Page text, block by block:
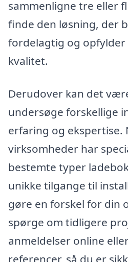
sammenligne tre eller
finde den løsning, der
fordelagtig og opfylder
kvalitet.
Derudover kan det
undersøge forskellige
erfaring og ekspertise.
virksomheder har
bestemte typer
unikke tilgange til
gøre en forskel for din
spørge om tidligere
anmeldelser online
referencer, så du er